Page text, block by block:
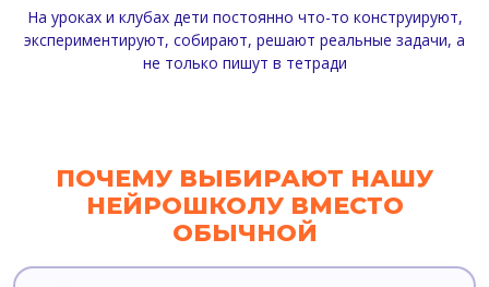
На уроках и клубах дети постоянно что-то конструируют,
экспериментируют, собирают, решают реальные задачи, а
не только пишут в тетради
ПОЧЕМУ ВЫБИРАЮТ НАШУ
НЕЙРОШКОЛУ ВМЕСТО
ОБЫЧНОЙ